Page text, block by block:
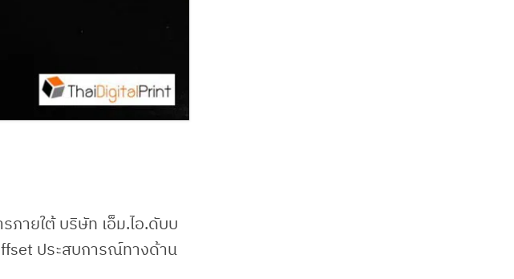
ภายใต้ บริษัท เอ็ม.ไอ.ดับบ
ประสบการณ์ทางด้าน